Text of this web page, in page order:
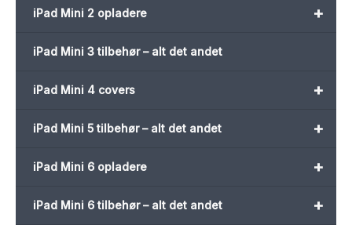
+
iPad Mini 2 opladere
iPad Mini 3 tilbehør – alt det andet
+
iPad Mini 4 covers
+
iPad Mini 5 tilbehør – alt det andet
+
iPad Mini 6 opladere
+
iPad Mini 6 tilbehør – alt det andet